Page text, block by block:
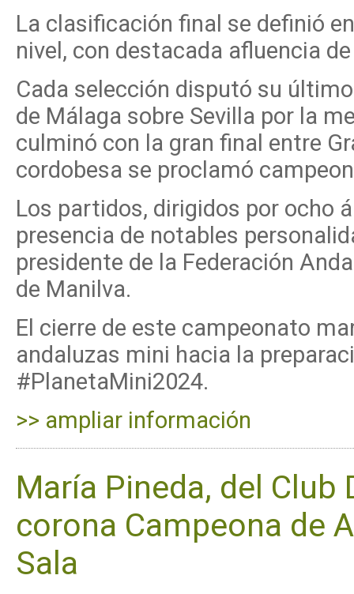
La clasificación final se definió
nivel, con destacada afluencia
Cada selección disputó su
de Málaga sobre Sevilla por la
culminó con la gran final entre
cordobesa se proclamó
Los partidos, dirigidos por ocho
presencia de notables
presidente de la Federación
de Manilva.
El cierre de este campeonato
andaluzas mini hacia la
#PlanetaMini2024.
>> ampliar información
María Pineda, del
corona Campeona de
Sala